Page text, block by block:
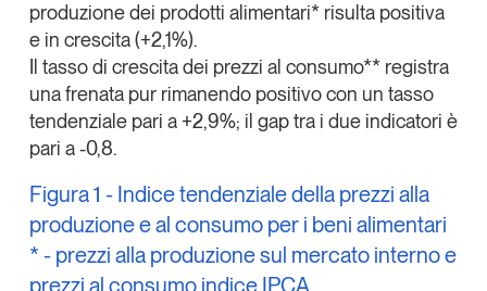
Interviste
Comunicati stampa
Video
Podcast
Tutti gli appuntamenti
Chi siamo
Newsletter
Linkedin
Copia Link
produzione dei prodotti alimentari* risulta positiva
e in crescita (+2,1%).
Il tasso di crescita dei prezzi al consumo** registra
una frenata pur rimanendo positivo con un tasso
tendenziale pari a +2,9%; il gap tra i due indicatori è
pari a -0,8.
Figura 1 - Indice tendenziale della prezzi alla
produzione e al consumo per i beni alimentari
* - prezzi alla produzione sul mercato interno e